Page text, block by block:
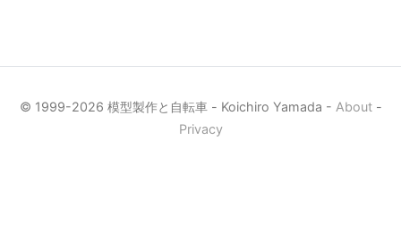
© 1999-2026 模型製作と自転車 - Koichiro Yamada - About-
Privacy